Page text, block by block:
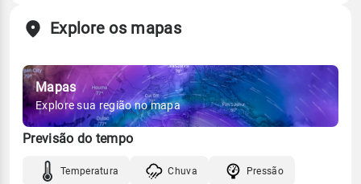
Explore os mapas
Mapas
Explore sua região no mapa
Previsão do tempo
Temperatura Chuva Pressão